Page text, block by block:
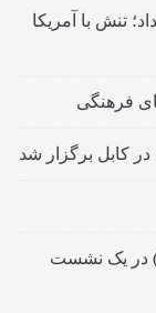
تنش با آمریکا
فرهنگی
کابل برگزار شد
در یک نشست